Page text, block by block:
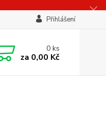
Přihlášení
0ks
za 0,00 Kč